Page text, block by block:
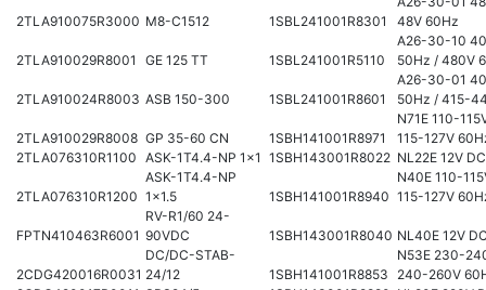
2TLA910075R3000 M8-C1512 1SBL241001R8301
48V 60Hz
2TLA910029R8001 GE 125 TT 1SBL241001R5110
A26-30-10
50Hz / 480V
2TLA910024R8003 ASB 150-300 1SBL241001R8601
A26-30-01
50Hz / 415-
2TLA910029R8008 GP 35-60 CN 1SBH141001R8971
N71E 110-
115-127V
2TLA076310R1100 ASK-1T4.4-NP 1x1 1SBH143001R8022 NL22E 12V DC
2TLA076310R1200
ASK-1T4.4-NP
1x1.5
1SBH141001R8940
N40E 110-
115-127V
FPTN410463R6001
RV-R1/60 24-
90VDC
1SBH143001R8040 NL40E 12V
2CDG420016R0031
DC/DC-STAB-
24/12
1SBH141001R8853
N53E 230-
240-260V